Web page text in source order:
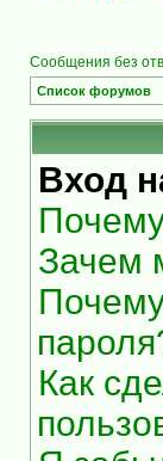
Сообщения без
Список форумов
Вход
Зачем
Как